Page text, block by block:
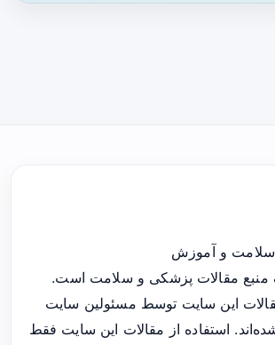
سلامت و آموزش
مقالات پزشکی و سلامت است.
این سایت توسط مسئولین سایت
استفاده از مقالات این سایت فقط